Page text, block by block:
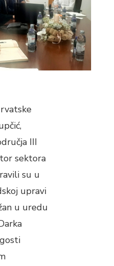
III
sektora
su u
upravi
u uredu